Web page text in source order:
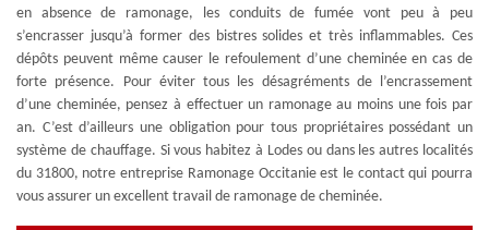
en absence de ramonage, les conduits de fumée vont peu à peu
s’encrasser jusqu’à former des bistres solides et très inflammables. Ces
dépôts peuvent même causer le refoulement d’une cheminée en cas de
forte présence. Pour éviter tous les désagréments de l’encrassement
d’une cheminée, pensez à effectuer un ramonage au moins une fois par
an. C’est d’ailleurs une obligation pour tous propriétaires possédant un
système de chauffage. Si vous habitez à Lodes ou dans les autres localités
du 31800, notre entreprise Ramonage Occitanie est le contact qui pourra
vous assurer un excellent travail de ramonage de cheminée.